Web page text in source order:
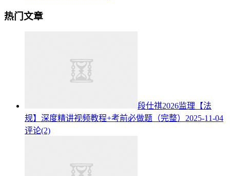
热门文章
段仕祺2026监理【法
规】深度精讲视频教程+考前必做题（完整） 2025-11-04
评论(2)